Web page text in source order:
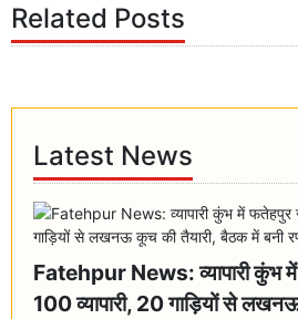
Related Posts
Latest News
Fatehpur News: व्यापारी कुंभ
100 व्यापारी, 20 गाड़ियों से